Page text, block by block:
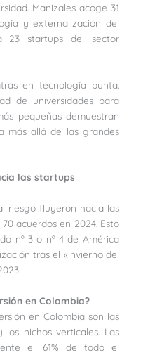
Manizales acoge 31
y externalización del
23 startups del sector
en tecnología punta.
de universidades para
pequeñas demuestran
más allá de las grandes
las startups
riesgo fluyeron hacia las
acuerdos en 2024. Esto
nº 3 o nº 4 de América
tras el «invierno del
en Colombia?
en Colombia son las
nichos verticales. Las
el 61% de todo el